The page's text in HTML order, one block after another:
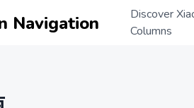
Navigation
Discover
Columns